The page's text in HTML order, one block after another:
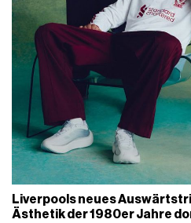
Liverpools neues
Ästhetik der 1980er Jahre